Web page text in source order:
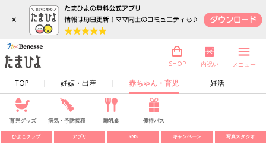
×
TOP 妊娠・出産 赤ちゃん・育児 妊活
SHOP 内祝い メニュー
育児グッズ 病気・予防接種 離乳食 優待パス
ひよこクラブ アプリ SNS キャンペーン 写真スタジオ